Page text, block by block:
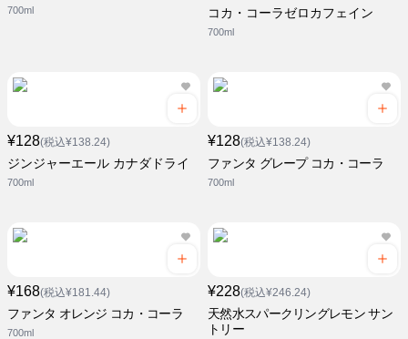
700ml コカ・コーラゼロカフェイン
700ml
¥128(税込¥138.24)
ジンジャーエール カナダドライ
700ml
¥128(税込¥138.24)
ファンタ グレープ コカ・コーラ
700ml
¥168(税込¥181.44)
ファンタ オレンジ コカ・コーラ
700ml
¥228(税込¥246.24)
天然水スパークリングレモン サン
トリー